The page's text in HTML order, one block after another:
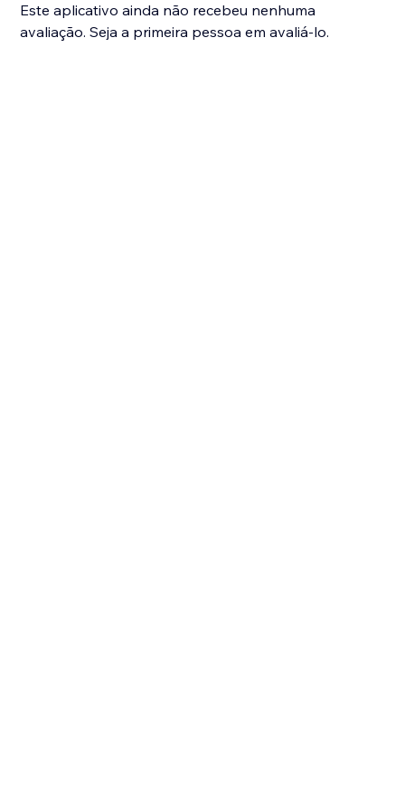
Este aplicativo ainda não recebeu nenhuma
avaliação. Seja a primeira pessoa em avaliá-lo.